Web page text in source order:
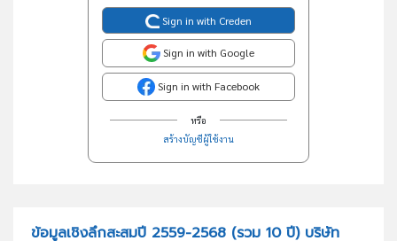
Sign in with Creden
Sign in with Google
Sign in with Facebook
หรือ
สร้างบัญชีผู้ใช้งาน
ข้อมูลเชิงลึกสะสมปี 2559-2568 (รวม 10 ปี) บริษัท